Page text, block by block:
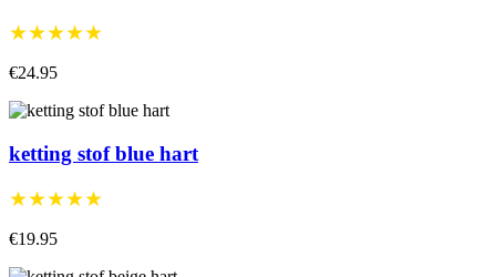
★★★★★
€24.95
ketting stof blue hart
★★★★★
€19.95